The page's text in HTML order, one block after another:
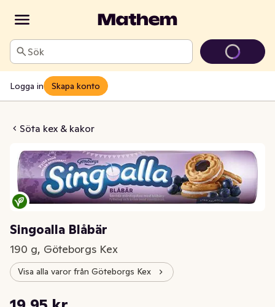
Sök
Logga in Skapa konto
Söta kex & kakor
Blåbär
Singoalla Blåbär
190 g, Göteborgs Kex
Visa alla varor från Göteborgs Kex
Styckpris: 105,00 kr /kg